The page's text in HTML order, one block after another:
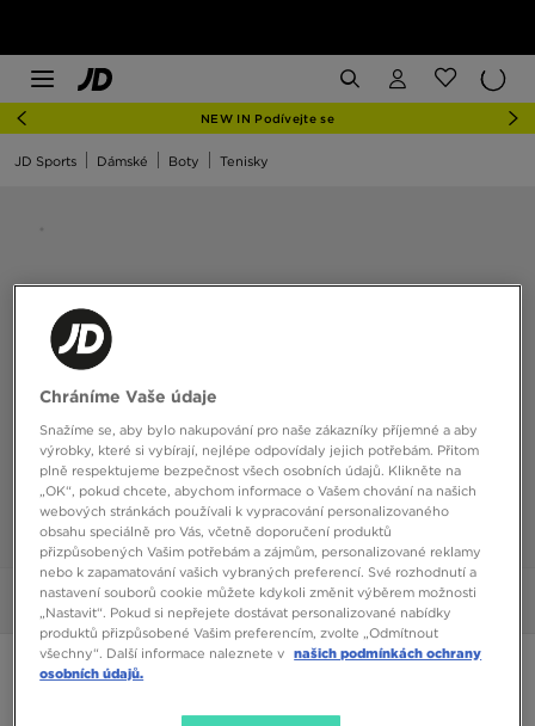
NEW IN Podívejte se
JD Sports Dámské Boty Tenisky
Obrázky 360°
ADIDAS SAMBA OG W
Chráníme Vaše údaje
Snažíme se, aby bylo nakupování pro naše zákazníky příjemné a aby
výrobky, které si vybírají, nejlépe odpovídaly jejich potřebám. Přitom
plně respektujeme bezpečnost všech osobních údajů. Klikněte na
„OK“, pokud chcete, abychom informace o Vašem chování na našich
webových stránkách používali k vypracování personalizovaného
obsahu speciálně pro Vás, včetně doporučení produktů
přizpůsobených Vašim potřebám a zájmům, personalizované reklamy
nebo k zapamatování vašich vybraných preferencí. Své rozhodnutí a
nastavení souborů cookie můžete kdykoli změnit výběrem možnosti
„Nastavit“. Pokud si nepřejete dostávat personalizované nabídky
produktů přizpůsobené Vašim preferencím, zvolte „Odmítnout
všechny“. Další informace naleznete v našich podmínkách ochrany
osobních údajů.